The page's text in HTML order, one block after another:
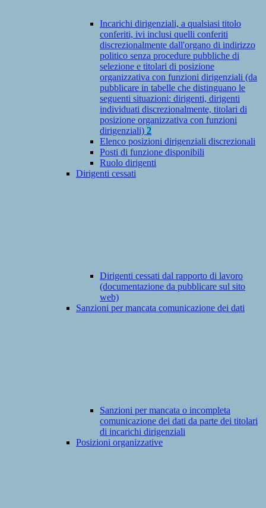
Incarichi dirigenziali, a qualsiasi titolo
conferiti, ivi inclusi quelli conferiti
discrezionalmente dall'organo di indirizzo
politico senza procedure pubbliche di
selezione e titolari di posizione
organizzativa con funzioni dirigenziali (da
pubblicare in tabelle che distinguano le
seguenti situazioni: dirigenti, dirigenti
individuati discrezionalmente, titolari di
posizione organizzativa con funzioni
dirigenziali) 2
Elenco posizioni dirigenziali discrezionali
Posti di funzione disponibili
Ruolo dirigenti
Dirigenti cessati
Dirigenti cessati dal rapporto di lavoro
(documentazione da pubblicare sul sito
web)
Sanzioni per mancata comunicazione dei dati
Sanzioni per mancata o incompleta
comunicazione dei dati da parte dei titolari
di incarichi dirigenziali
Posizioni organizzative